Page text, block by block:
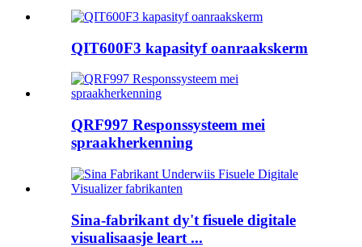
QIT600F3 kapasityf oanraakskerm
QRF997 Responssysteem mei
spraakherkenning
Sina-fabrikant dy't fisuele digitale
visualisaasje leart ...